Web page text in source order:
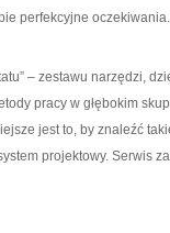
perfekcyjne oczekiwania.
– zestawu narzędzi,
pracy w głębokim
jest to, by znaleźć
projektowy. Serwis